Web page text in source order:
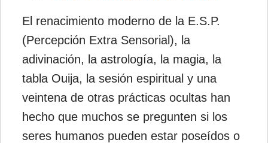
El renacimiento moderno de la E.S.P.
(Percepción Extra Sensorial), la
adivinación, la astrología, la magia, la
tabla Ouija, la sesión espiritual y una
veintena de otras prácticas ocultas han
hecho que muchos se pregunten si los
seres humanos pueden estar poseídos o